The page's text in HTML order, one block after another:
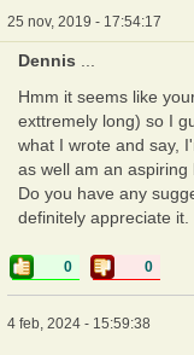
25 nov, 2019 - 17:54:17
Dennis
Hmm it seems like
exttremely long) so I
what I wrote and say,
as well am an aspiring
Do you have any
definitely appreciate it.
0 0
4 feb, 2024 - 15:59:38